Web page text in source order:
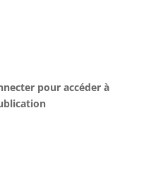
pour accéder à